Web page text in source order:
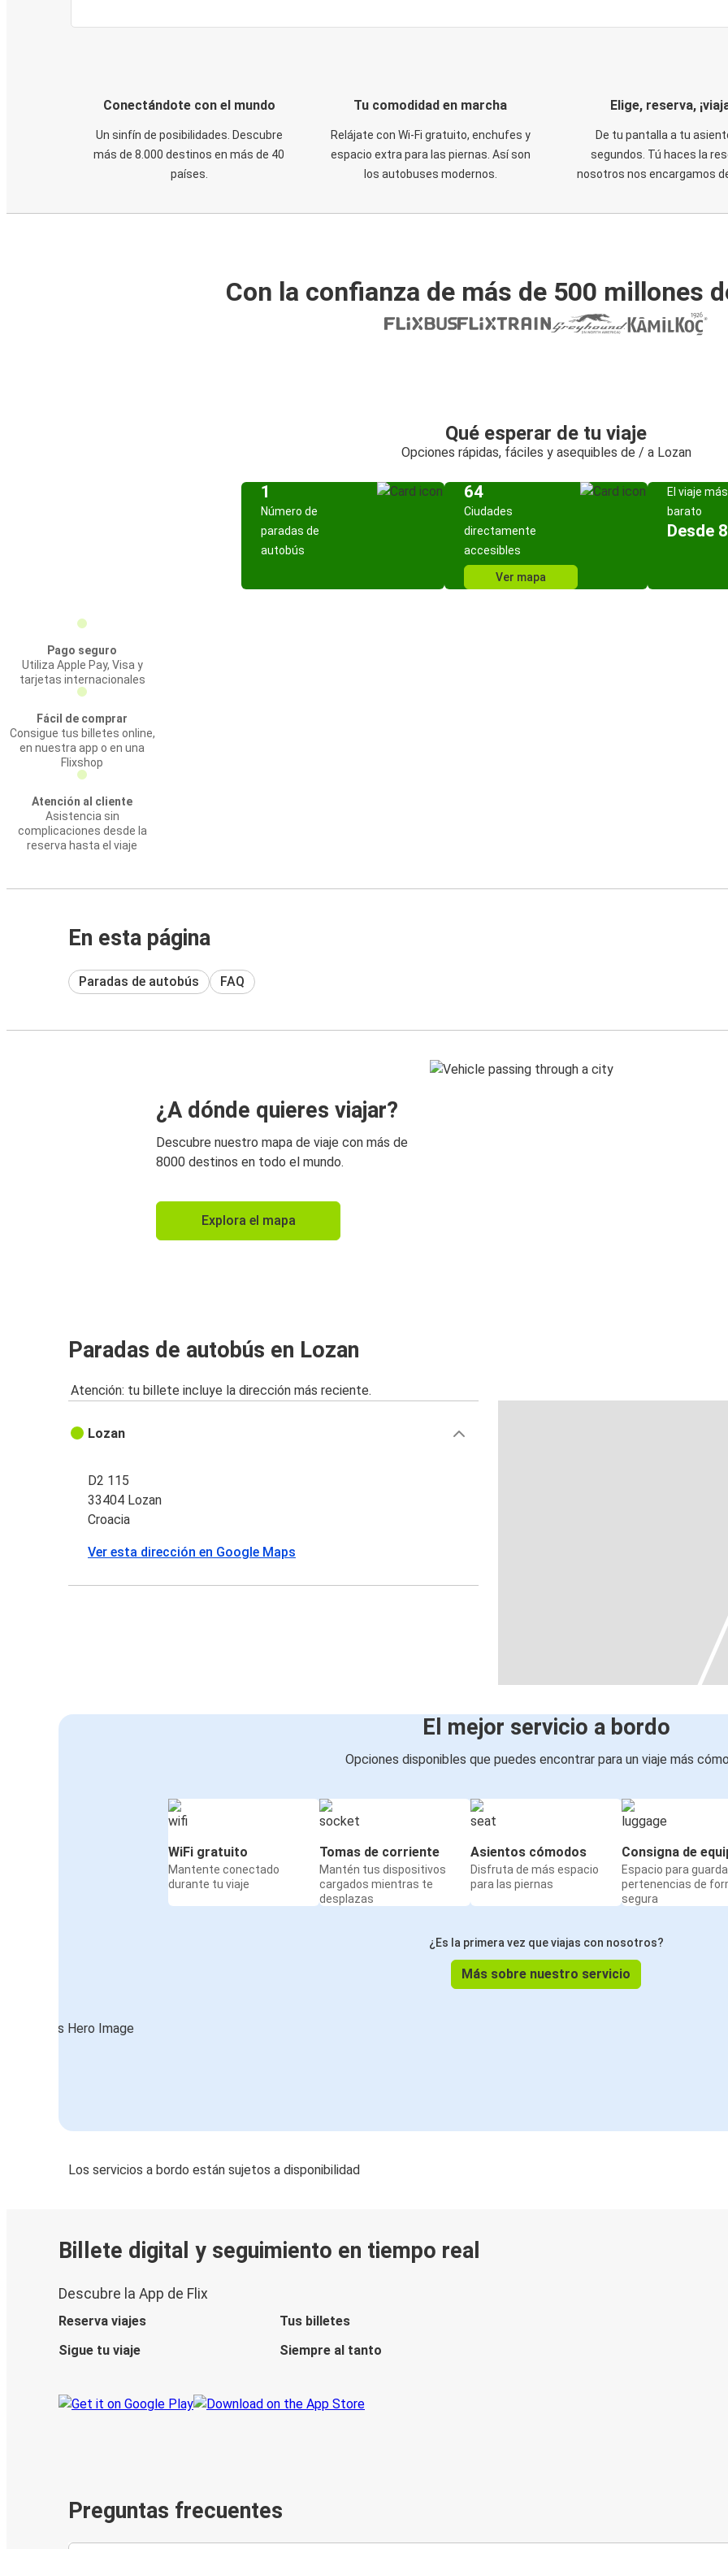
Conectándote con el mundo
Un sinfín de posibilidades. Descubre
más de 8.000 destinos en más de 40
países.
Tu comodidad en marcha
Relájate con Wi-Fi gratuito, enchufes y
espacio extra para las piernas. Así son
los autobuses modernos.
Elige, reserva,
De tu pantalla a tu
segundos. Tú haces la
nosotros nos encargamos
Con la confianza de más de 500 millones
Qué esperar de tu viaje
Opciones rápidas, fáciles y asequibles de / a Lozan
1
Número de
paradas de
autobús
64
Ciudades
directamente
accesibles
Ver mapa
El viaje más
barato
Desde
Pago seguro
Utiliza Apple Pay, Visa y
tarjetas internacionales
Fácil de comprar
Consigue tus billetes online,
en nuestra app o en una
Flixshop
Atención al cliente
Asistencia sin
complicaciones desde la
reserva hasta el viaje
En esta página
Paradas de autobús FAQ
¿A dónde quieres viajar?
Descubre nuestro mapa de viaje con más de
8000 destinos en todo el mundo.
Explora el mapa
Paradas de autobús en Lozan
Atención: tu billete incluye la dirección más reciente.
Lozan
D2 115
33404 Lozan
Croacia
Ver esta dirección en Google Maps
El mejor servicio a bordo
Opciones disponibles que puedes encontrar para un viaje más
WiFi gratuito
Mantente conectado
durante tu viaje
Tomas de corriente
Mantén tus dispositivos
cargados mientras te
desplazas
Asientos cómodos
Disfruta de más espacio
para las piernas
Consigna de
Espacio para
pertenencias de
segura
¿Es la primera vez que viajas con nosotros?
Más sobre nuestro servicio
Los servicios a bordo están sujetos a disponibilidad
Billete digital y seguimiento en tiempo real
Descubre la App de Flix
Reserva viajes
Tus billetes
Sigue tu viaje
Siempre al tanto
Preguntas frecuentes